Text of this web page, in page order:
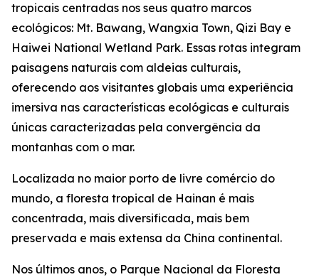
tropicais centradas nos seus quatro marcos
ecológicos: Mt. Bawang, Wangxia Town, Qizi Bay e
Haiwei National Wetland Park. Essas rotas integram
paisagens naturais com aldeias culturais,
oferecendo aos visitantes globais uma experiência
imersiva nas características ecológicas e culturais
únicas caracterizadas pela convergência da
montanhas com o mar.
Localizada no maior porto de livre comércio do
mundo, a floresta tropical de Hainan é mais
concentrada, mais diversificada, mais bem
preservada e mais extensa da China continental.
Nos últimos anos, o Parque Nacional da Floresta